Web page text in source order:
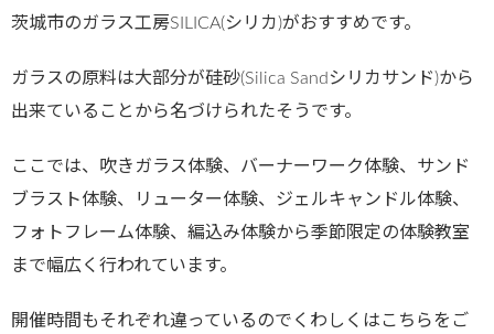
茨城市のガラス工房SILICA(シリカ)がおすすめです。
ガラスの原料は大部分が硅砂(Silica Sandシリカサンド)から
出来ていることから名づけられたそうです。
ここでは、吹きガラス体験、バーナーワーク体験、サンド
ブラスト体験、リューター体験、ジェルキャンドル体験、
フォトフレーム体験、編込み体験から季節限定の体験教室
まで幅広く行われています。
開催時間もそれぞれ違っているのでくわしくはこちらをご